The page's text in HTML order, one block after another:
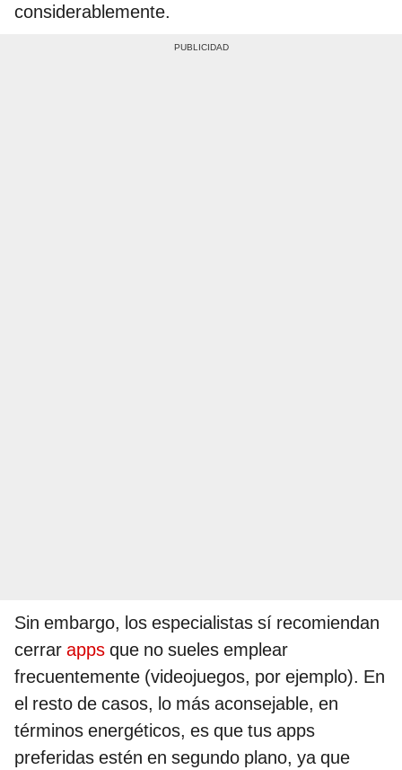
considerablemente.
Sin embargo, los especialistas sí recomiendan
cerrar apps que no sueles emplear
frecuentemente (videojuegos, por ejemplo). En
el resto de casos, lo más aconsejable, en
términos energéticos, es que tus apps
preferidas estén en segundo plano, ya que